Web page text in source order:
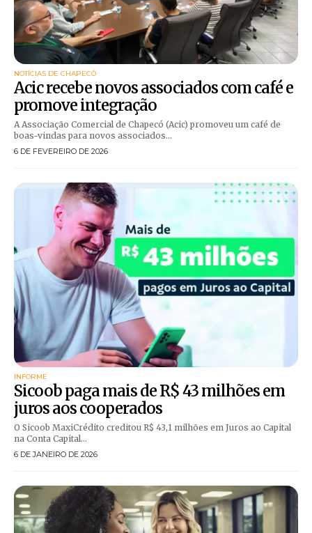
NOTÍCIAS DE CHAPECÓ
Acic recebe novos associados com café e
promove integração
A Associação Comercial de Chapecó (Acic) promoveu um café de
boas-vindas para novos associados...
6 DE FEVEREIRO DE 2026
INFORME
Sicoob paga mais de R$ 43 milhões em
juros aos cooperados
O Sicoob MaxiCrédito creditou R$ 43,1 milhões em Juros ao Capital
na Conta Capital...
6 DE JANEIRO DE 2026